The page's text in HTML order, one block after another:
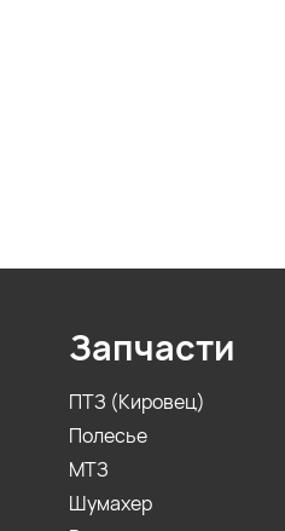
Запчасти
ПТЗ (Кировец)
Полесье
МТЗ
Шумахер